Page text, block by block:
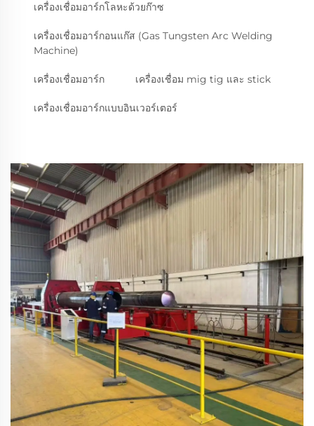
เครื่องเชื่อมอาร์กโลหะด้วยก๊าซ
เครื่องเชื่อมอาร์กอนแก๊ส (Gas Tungsten Arc Welding
Machine)
เครื่องเชื่อมอาร์ก เครื่องเชื่อม mig tig และ stick
เครื่องเชื่อมอาร์กแบบอินเวอร์เตอร์